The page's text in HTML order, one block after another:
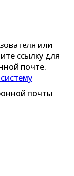
или
ссылку для
почте.
почты